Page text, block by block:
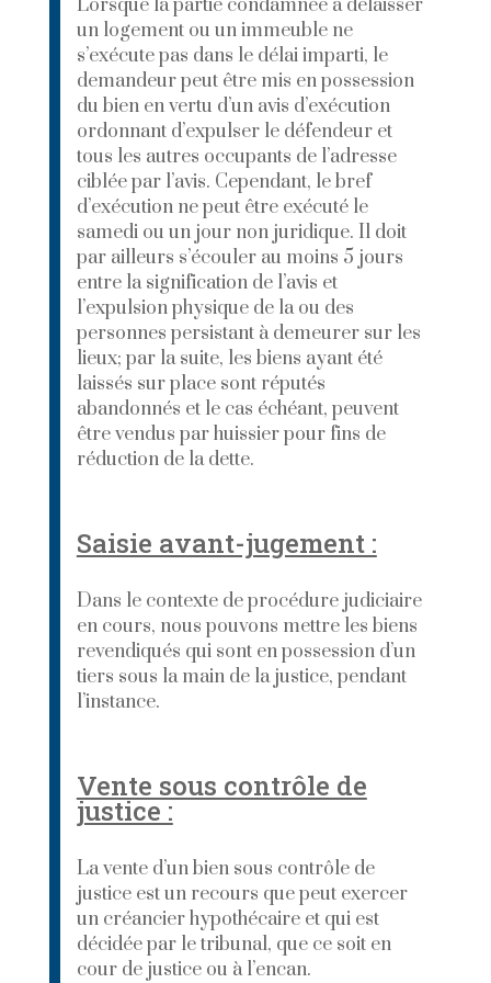
Lorsque la partie condamnée à délaisser
un logement ou un immeuble ne
s’exécute pas dans le délai imparti, le
demandeur peut être mis en possession
du bien en vertu d’un avis d’exécution
ordonnant d’expulser le défendeur et
tous les autres occupants de l’adresse
ciblée par l’avis. Cependant, le bref
d’exécution ne peut être exécuté le
samedi ou un jour non juridique. Il doit
par ailleurs s’écouler au moins 5 jours
entre la signification de l’avis et
l’expulsion physique de la ou des
personnes persistant à demeurer sur les
lieux; par la suite, les biens ayant été
laissés sur place sont réputés
abandonnés et le cas échéant, peuvent
être vendus par huissier pour fins de
réduction de la dette.
Saisie avant-jugement :
Dans le contexte de procédure judiciaire
en cours, nous pouvons mettre les biens
revendiqués qui sont en possession d’un
tiers sous la main de la justice, pendant
l’instance.
Vente sous contrôle de
justice :
La vente d’un bien sous contrôle de
justice est un recours que peut exercer
un créancier hypothécaire et qui est
décidée par le tribunal, que ce soit en
cour de justice ou à l’encan.